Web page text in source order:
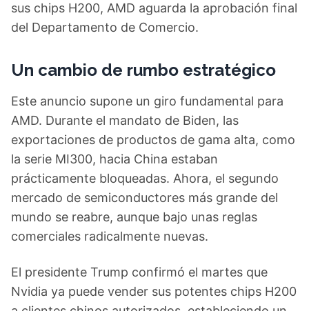
sus chips H200, AMD aguarda la aprobación final
del Departamento de Comercio.
Un cambio de rumbo estratégico
Este anuncio supone un giro fundamental para
AMD. Durante el mandato de Biden, las
exportaciones de productos de gama alta, como
la serie MI300, hacia China estaban
prácticamente bloqueadas. Ahora, el segundo
mercado de semiconductores más grande del
mundo se reabre, aunque bajo unas reglas
comerciales radicalmente nuevas.
El presidente Trump confirmó el martes que
Nvidia ya puede vender sus potentes chips H200